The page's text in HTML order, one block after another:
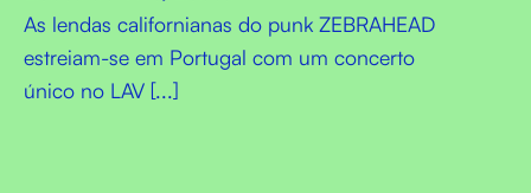
As lendas californianas do punk ZEBRAHEAD
estreiam-se em Portugal com um concerto
único no LAV [...]